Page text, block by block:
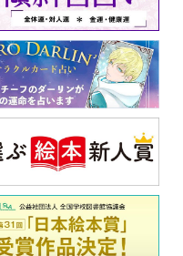
払うべき？
いじめのある世界に生き
る君たちへ
いじめられっ子だった精神
科医の贈る言葉
詳しくみる